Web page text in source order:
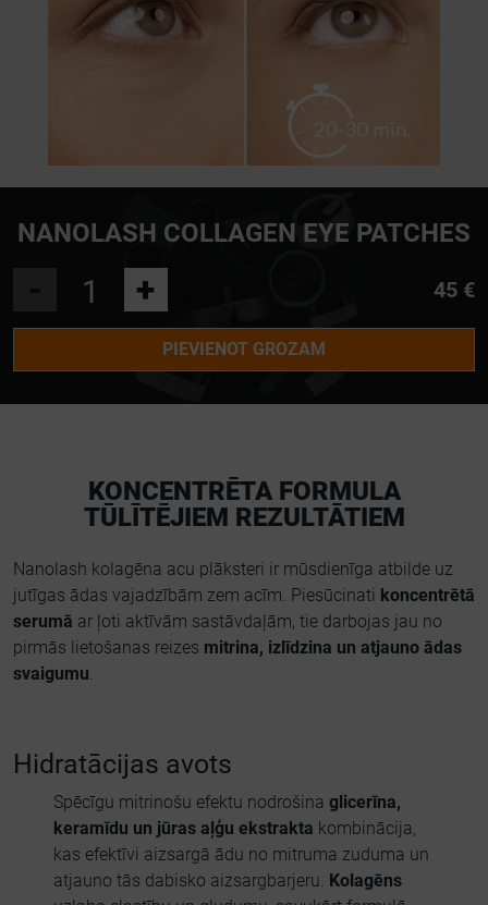
NANOLASH COLLAGEN EYE PATCHES
+ 45 €
PIEVIENOT GROZAM
KONCENTRĒTA FORMULA
TŪLĪTĒJIEM REZULTĀTIEM
Nanolash kolagēna acu plāksteri ir mūsdienīga atbilde uz
jutīgas ādas vajadzībām zem acīm. Piesūcinati koncentrētā
serumā ar ļoti aktīvām sastāvdaļām, tie darbojas jau no
pirmās lietošanas reizes mitrina, izlīdzina un atjauno ādas
svaigumu.
Hidratācijas avots
Spēcīgu mitrinošu efektu nodrošina glicerīna,
keramīdu un jūras aļģu ekstrakta kombinācija,
kas efektīvi aizsargā ādu no mitruma zuduma un
atjauno tās dabisko aizsargbarjeru. Kolagēns